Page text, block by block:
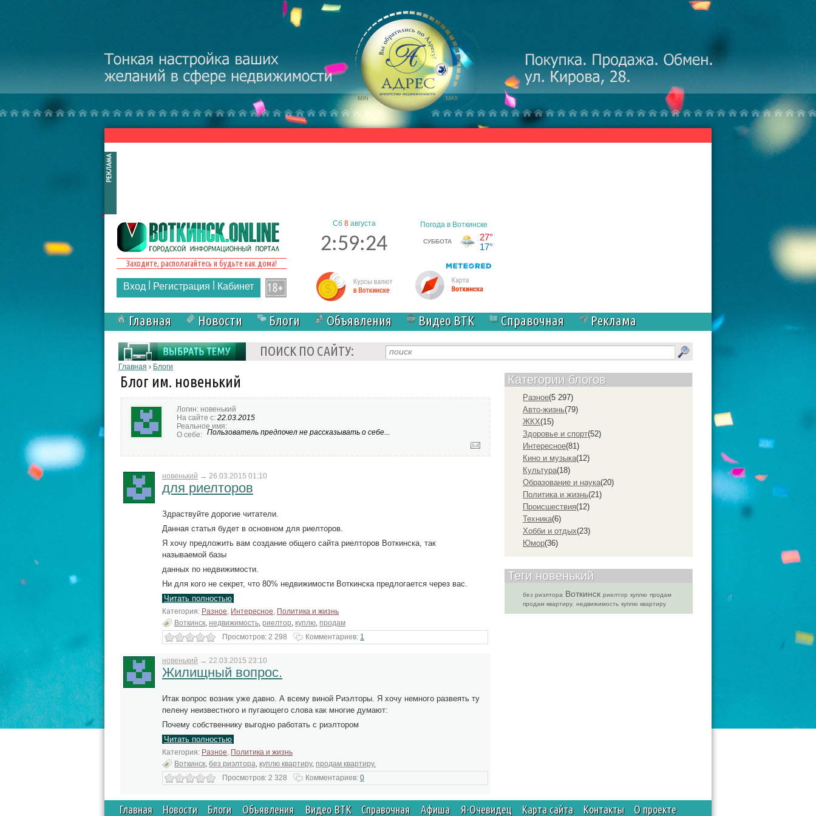
Заходите, располагайтесь и будьте как дома!
Вход Регистрация Кабинет
Сб 8августа
2:59:25
Главная Новости Блоги Объявления Видео ВТК Справочная
Реклама
ПОИСК ПО САЙТУ:
Форма поиска
Вы здесь
Главная › Блоги
Блог им. новенький
Логин: новенький
На сайте с: 22.03.2015
Реальное имя:
О себе: Пользователь предпочел не рассказывать о себе...
новенький → 26.03.2015 01:10
для риелторов
Здраствуйте дорогие читатели.
Данная статья будет в основном для риелторов.
Я хочу предложить вам создание общего сайта риелторов Воткинска, так
называемой базы
данных по недвижимости.
Ни для кого не секрет, что 80% недвижимости Воткинска предлогается через вас.
Читать полностью
Категория: Разное, Интересное, Политика и жизнь
Воткинск, недвижимость, риелтор, куплю, продам
Просмотров: 2 298
Комментариев: 1
новенький → 22.03.2015 23:10
Жилищный вопрос.
Итак вопрос возник уже давно. А всему виной Риэлторы. Я хочу немного развеять ту
пелену неизвестного и пугающего слова как многие думают:
Почему собственнику выгодно работать с риэлтором
Читать полностью
Категория: Разное, Политика и жизнь
Воткинск, без риэлтора, куплю квартиру, продам квартиру.
Просмотров: 2 328
Комментариев: 0
Категории блогов
Разное(5 297)
Авто-жизнь(79)
ЖКХ(15)
Здоровье и спорт(52)
Интересное(81)
Кино и музыка(12)
Культура(18)
Образование и наука(20)
Политика и жизнь(21)
Проиcшествия(12)
Техника(6)
Хобби и отдых(23)
Юмор(36)
Теги новенький
без риэлтора Воткинск риелтор куплю продам
продам квартиру. недвижимость куплю квартиру
Главная Новости Блоги Объявления Видео ВТК Справочная Афиша Я-Очевидец Карта сайта Контакты О проекте